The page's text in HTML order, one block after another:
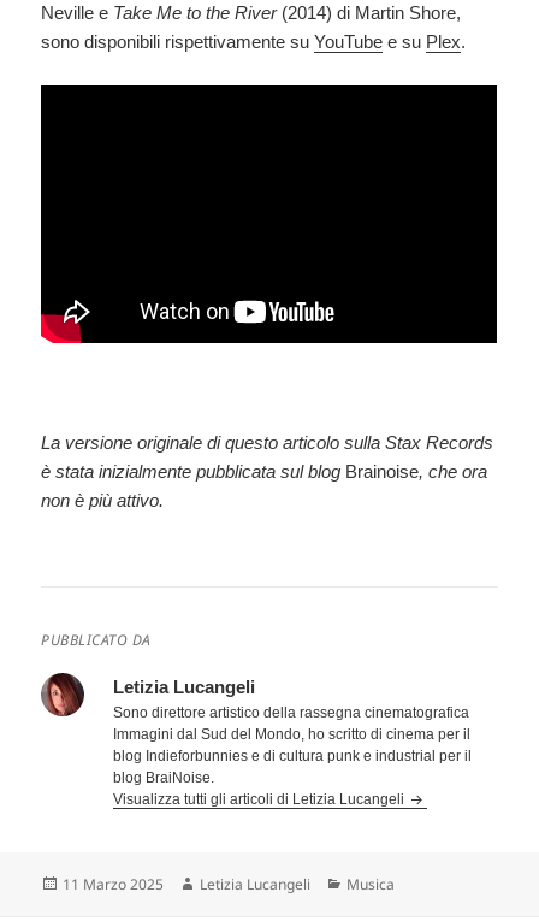
Neville e Take Me to the River(2014) di Martin Shore,
sono disponibili rispettivamente suYouTube e su Plex.
La versione originale di questo articolo sulla Stax Records
è stata inizialmente pubblicatasul blog Brainoise, che ora
non è più attivo.
PUBBLICATO DA
Letizia Lucangeli
Sono direttore artistico della rassegna cinematografica
Immagini dal Sud del Mondo, ho scritto di cinema per il
blog Indieforbunnies e di cultura punk e industrial per il
blog BraiNoise.
Visualizza tutti gli articoli di Letizia Lucangeli
Scritto
11 Marzo 2025 Autore
Letizia Lucangeli Categorie
Musica